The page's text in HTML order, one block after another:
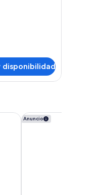
disponibilidad
Anuncio
voco Bilbao City by